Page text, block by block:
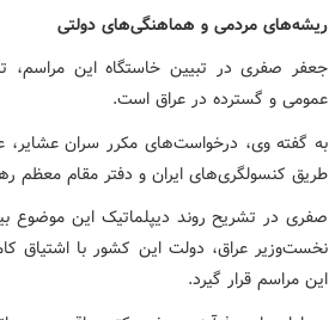
ریشه‌های مردمی و هماهنگی‌های دولتی
جعفر صفری در تبیین خاستگاه این مراسم،
عمومی و گسترده در عراق است.
به گفته وی، درخواست‌های مکرر سران عشایر،
طریق کنسولگری‌های ایران و دفتر مقام
صفری در تشریح روند دیپلماتیک این موضوع
نخست‌وزیر عراق، دولت این کشور با اشتیاق
این مراسم قرار گیرد.